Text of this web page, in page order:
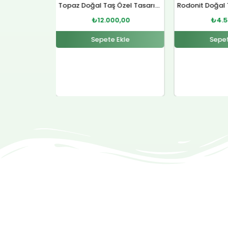
Rodonit Doğal Taş Gümüş Kolye
₺4.500,00
Sepete Ekle
₺